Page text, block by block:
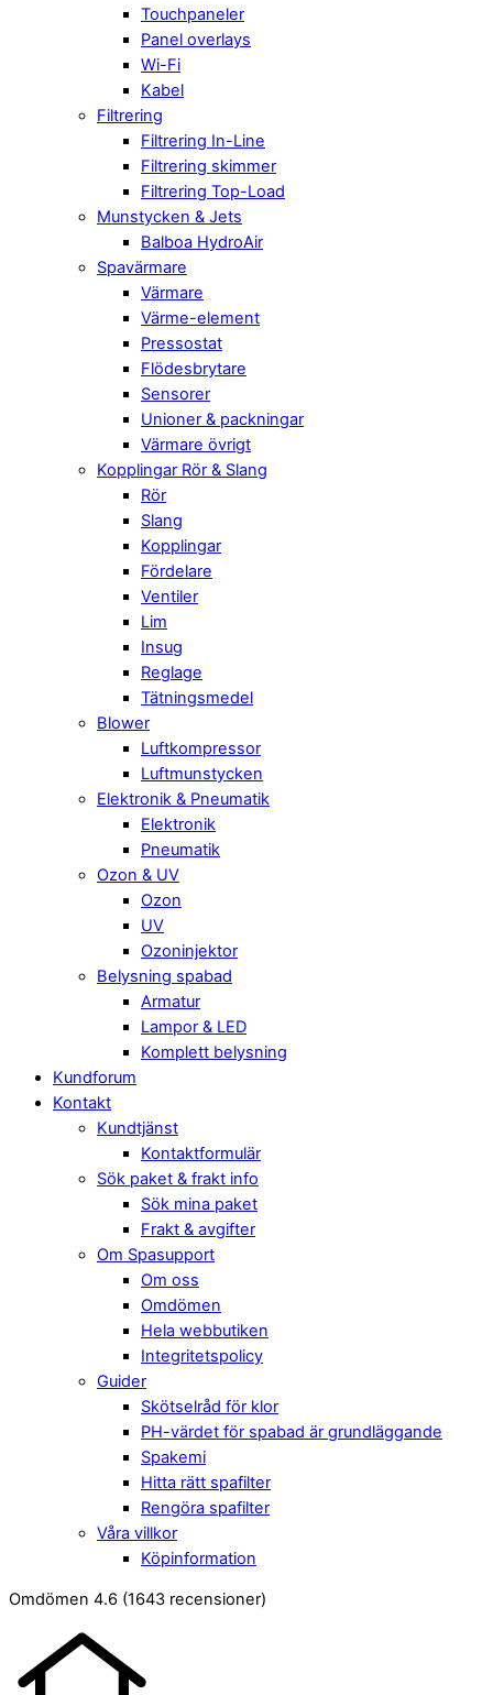
Touchpaneler
Panel overlays
Wi-Fi
Kabel
Filtrering
Filtrering In-Line
Filtrering skimmer
Filtrering Top-Load
Munstycken & Jets
Balboa HydroAir
Spavärmare
Värmare
Värme-element
Pressostat
Flödesbrytare
Sensorer
Unioner & packningar
Värmare övrigt
Kopplingar Rör & Slang
Rör
Slang
Kopplingar
Fördelare
Ventiler
Lim
Insug
Reglage
Tätningsmedel
Blower
Luftkompressor
Luftmunstycken
Elektronik & Pneumatik
Elektronik
Pneumatik
Ozon & UV
Ozon
UV
Ozoninjektor
Belysning spabad
Armatur
Lampor & LED
Komplett belysning
Kundforum
Kontakt
Kundtjänst
Kontaktformulär
Sök paket & frakt info
Sök mina paket
Frakt & avgifter
Om Spasupport
Om oss
Omdömen
Hela webbutiken
Integritetspolicy
Guider
Skötselråd för klor
PH-värdet för spabad är grundläggande
Spakemi
Hitta rätt spafilter
Rengöra spafilter
Våra villkor
Köpinformation
Close
Menu
Omdömen 4.6 (1643 recensioner)